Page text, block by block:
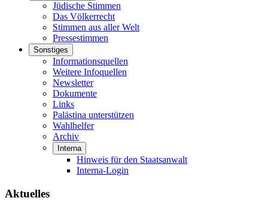
Jüdische Stimmen
Das Völkerrecht
Stimmen aus aller Welt
Pressestimmen
Sonstiges
Informationsquellen
Weitere Infoquellen
Newsletter
Dokumente
Links
Palästina unterstützen
Wahlhelfer
Archiv
Interna
Hinweis für den Staatsanwalt
Interna-Login
Aktuelles